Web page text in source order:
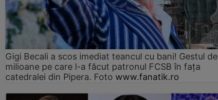
Gigi Becali a scos imediat teancul cu bani! Gestul de
milioane pe care l-a făcut patronul FCSB în fața
catedralei din Pipera. Foto www.fanatik.ro